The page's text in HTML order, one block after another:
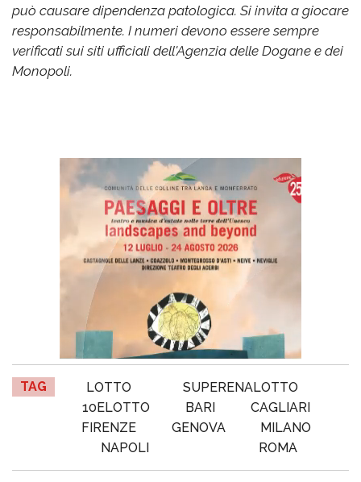
può causare dipendenza patologica. Si invita a giocare
responsabilmente. I numeri devono essere sempre
verificati sui siti ufficiali dell'Agenzia delle Dogane e dei
Monopoli.
TAG LOTTO
SUPERENALOTTO
10ELOTTO
BARI
CAGLIARI
FIRENZE
GENOVA
MILANO
NAPOLI
ROMA